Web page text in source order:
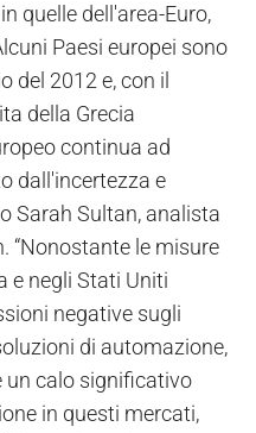
quelle dell'area-Euro,
Paesi europei sono
del 2012 e, con il
della Grecia
continua ad
dall'incertezza e
Sarah Sultan, analista
“Nonostante le misure
e negli Stati Uniti
negative sugli
di automazione,
calo significativo
in questi mercati,